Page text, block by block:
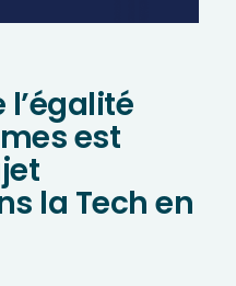
est
la Tech en